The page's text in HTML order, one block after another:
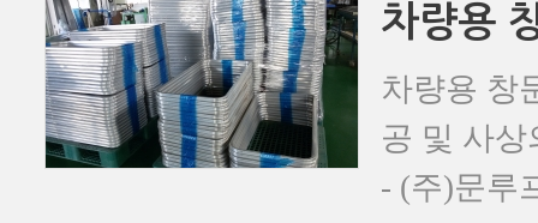
차량용
차량용 창
공 및 사
- (주)문루